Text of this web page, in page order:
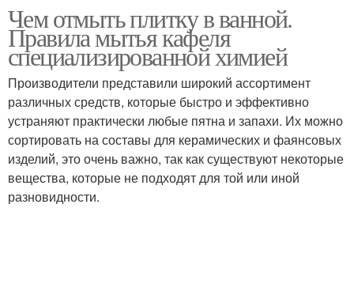
Чем отмыть плитку в ванной.
Правила мытья кафеля
специализированной химией
Производители представили широкий ассортимент
различных средств, которые быстро и эффективно
устраняют практически любые пятна и запахи. Их можно
сортировать на составы для керамических и фаянсовых
изделий, это очень важно, так как существуют некоторые
вещества, которые не подходят для той или иной
разновидности.